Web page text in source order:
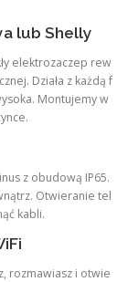
lub Shelly
elektrozaczep rew
Działa z każdą f
Montujemy w
z obudową IP65.
Otwieranie tel
kabli.
rozmawiasz i otwie